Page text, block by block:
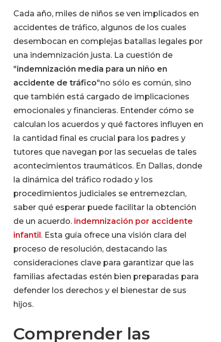
Cada año, miles de niños se ven implicados en
accidentes de tráfico, algunos de los cuales
desembocan en complejas batallas legales por
una indemnización justa. La cuestión de
"indemnización media para un niño en
accidente de tráfico"no sólo es común, sino
que también está cargado de implicaciones
emocionales y financieras. Entender cómo se
calculan los acuerdos y qué factores influyen en
la cantidad final es crucial para los padres y
tutores que navegan por las secuelas de tales
acontecimientos traumáticos. En Dallas, donde
la dinámica del tráfico rodado y los
procedimientos judiciales se entremezclan,
saber qué esperar puede facilitar la obtención
de un acuerdo. indemnización por accidente
infantil. Esta guía ofrece una visión clara del
proceso de resolución, destacando las
consideraciones clave para garantizar que las
familias afectadas estén bien preparadas para
defender los derechos y el bienestar de sus
hijos.
Comprender las